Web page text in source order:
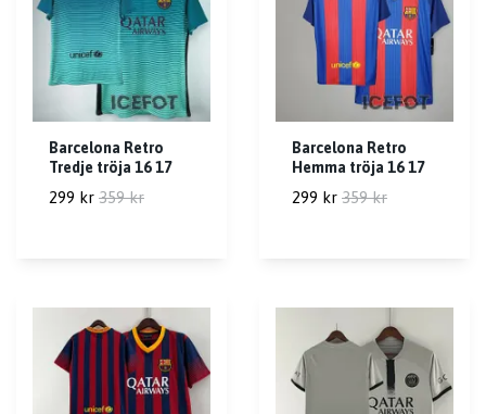
Barcelona Retro
Tredje tröja 16 17
299 kr 359 kr
Barcelona Retro
Hemma tröja 16 17
299 kr 359 kr